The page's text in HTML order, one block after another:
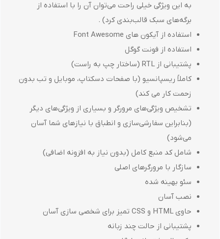
به این ویژگی خیلی راحت می‌توان آن را با استفاده از
برگه‌های سبک قالب‌بندی کرد) .
استفاده از آیکون های Font Awesome
استفاده از فونت گوگل
پشتیبانی از RTL (ساختار چپ به راست)
کاملاً ریسپانسیو (با صفحات دسکتاپ، موبایل و تب بدون
زحمت کار می کند)
تشخیص ویژگی‌های مرورگر و بسیاری از ویژگی‌های دیگر
(بنابراین سفارشی‌سازی و انطباق با نیازهای شما آسان
می‎‌شود)
شامل کد منبع کامل (بدون نیاز به افزونه اضافی)
سازگار با مرورگرهای اصلی
سئو بهینه شده
نصب آسان
حاوی HTML و CSS تمیز برای شخصی سازی آسان
پشتیبانی از حالت چند زبانه